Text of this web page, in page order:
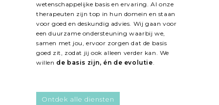
wetenschappelijke basis en ervaring. Al onze
therapeuten zijn top in hun domein en staan
voor goed en deskundig advies. Wij gaan voor
een duurzame ondersteuning waarbij we,
samen met jou, ervoor zorgen dat de basis
goed zit, zodat jij ook alleen verder kan. We
willen de basis zijn, én de evolutie.
Ontdek alle diensten